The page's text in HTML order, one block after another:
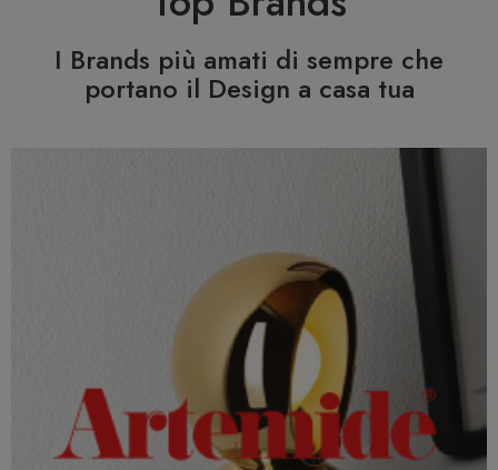
I Brands più amati di sempre che
portano il Design a casa tua